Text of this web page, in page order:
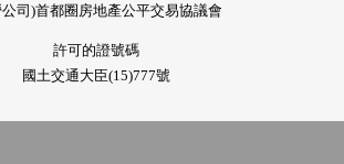
司)首都圈房地產公平交易協議會
許可的證號碼
國土交通大臣(15)777號